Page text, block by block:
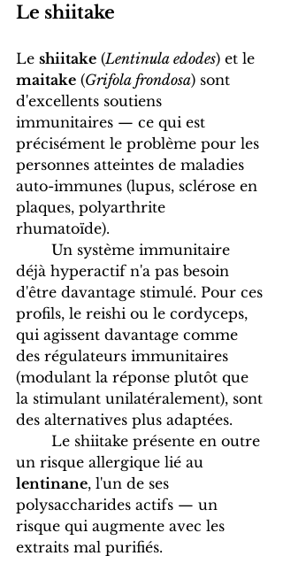
Le shiitake
Le shiitake (Lentinula edodes) et le
maitake (Grifola frondosa) sont
d'excellents soutiens
immunitaires — ce qui est
précisément le problème pour les
personnes atteintes de maladies
auto-immunes (lupus, sclérose en
plaques, polyarthrite
rhumatoïde).
déjà hyperactif n'a pas besoin
d'être davantage stimulé. Pour ces
profils, le reishi ou le cordyceps,
qui agissent davantage comme
des régulateurs immunitaires
(modulant la réponse plutôt que
la stimulant unilatéralement), sont
des alternatives plus adaptées.
un risque allergique lié au
lentinane, l'un de ses
polysaccharides actifs — un
risque qui augmente avec les
extraits mal purifiés.